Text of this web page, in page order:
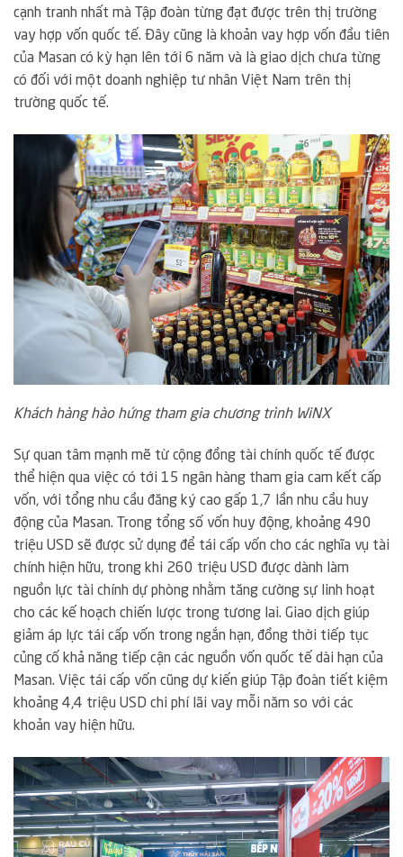
cạnh tranh nhất mà Tập đoàn từng đạt được trên thị trường
vay hợp vốn quốc tế. Đây cũng là khoản vay hợp vốn đầu tiên
của Masan có kỳ hạn lên tới 6 năm và là giao dịch chưa từng
có đối với một doanh nghiệp tư nhân Việt Nam trên thị
trường quốc tế.
Khách hàng hào hứng tham gia chương trình WiNX
Sự quan tâm mạnh mẽ từ cộng đồng tài chính quốc tế được
thể hiện qua việc có tới 15 ngân hàng tham gia cam kết cấp
vốn, với tổng nhu cầu đăng ký cao gấp 1,7 lần nhu cầu huy
động của Masan. Trong tổng số vốn huy động, khoảng 490
triệu USD sẽ được sử dụng để tái cấp vốn cho các nghĩa vụ tài
chính hiện hữu, trong khi 260 triệu USD được dành làm
nguồn lực tài chính dự phòng nhằm tăng cường sự linh hoạt
cho các kế hoạch chiến lược trong tương lai. Giao dịch giúp
giảm áp lực tái cấp vốn trong ngắn hạn, đồng thời tiếp tục
củng cố khả năng tiếp cận các nguồn vốn quốc tế dài hạn của
Masan. Việc tái cấp vốn cũng dự kiến giúp Tập đoàn tiết kiệm
khoảng 4,4 triệu USD chi phí lãi vay mỗi năm so với các
khoản vay hiện hữu.